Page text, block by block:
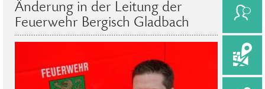
Änderung in der Leitung der
Feuerwehr Bergisch Gladbach